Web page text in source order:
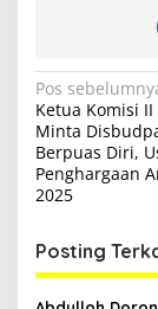
N
a
v
i
a
s
Pos
Ketua Komisi II
Minta
Berpuas Diri,
Penghargaan
2025
Posting